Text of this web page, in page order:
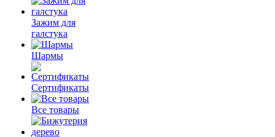
Зажим для
галстука
Шармы
Сертификаты
Все товары